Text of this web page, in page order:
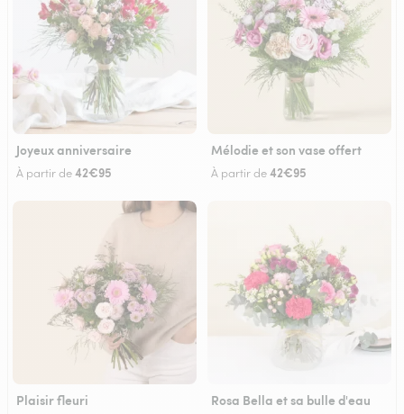
Joyeux anniversaire
À partir de42€95
Mélodie et son vase offert
À partir de42€95
Plaisir fleuri Rosa Bella et sa bulle d'eau